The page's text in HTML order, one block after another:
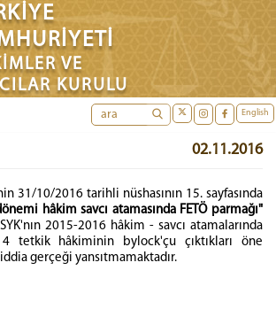
VE
KURULU
English
02.11.2016
31/10/2016 tarihli nüshasının 15. sayfasında
hâkim savcı atamasında FETÖ parmağı"
2015-2016 hâkim - savcı atamalarında
tetkik hâkiminin bylock'çu çıktıkları öne
gerçeği yansıtmamaktadır.